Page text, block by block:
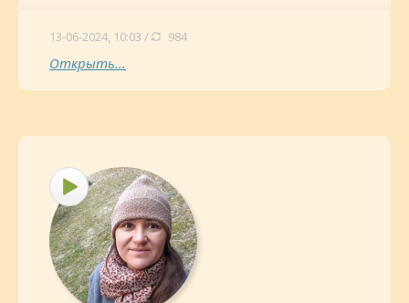
13-06-2024, 10:03 / 984
Открыть...